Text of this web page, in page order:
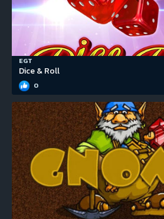
EGT
Dice & Roll
0